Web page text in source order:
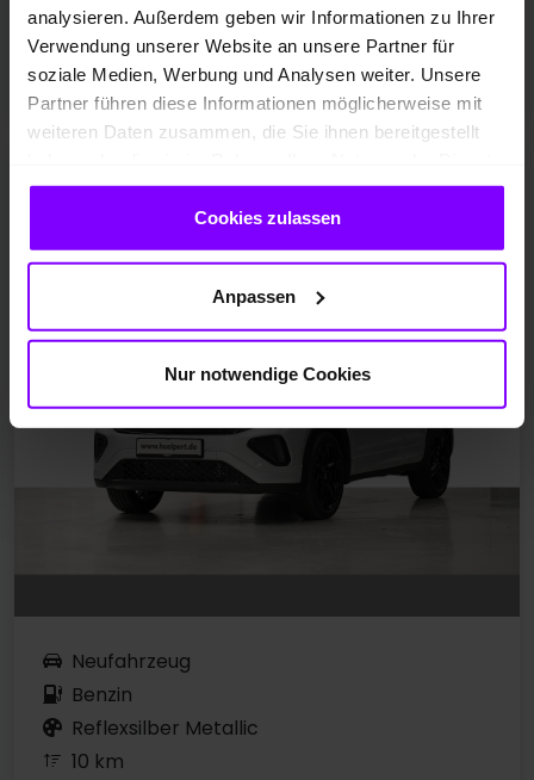
analysieren. Außerdem geben wir Informationen zu Ihrer
Verwendung unserer Website an unsere Partner für
soziale Medien, Werbung und Analysen weiter. Unsere
Partner führen diese Informationen möglicherweise mit
weiteren Daten zusammen, die Sie ihnen bereitgestellt
gesammelt haben.
Cookies zulassen
Anpassen
Nur notwendige Cookies
Kraftstoffverbrauch*kombiniert: 5,7 l/100km; CO2 -
Emissionen kombiniert: 129 g/km; CO2-Klasse: D
Fahrzeugangebot der Hülpert VZ GmbH
T-Cross 1.5 R-LINE DSG
Neufahrzeug
Benzin
Reflexsilber Metallic
10 km